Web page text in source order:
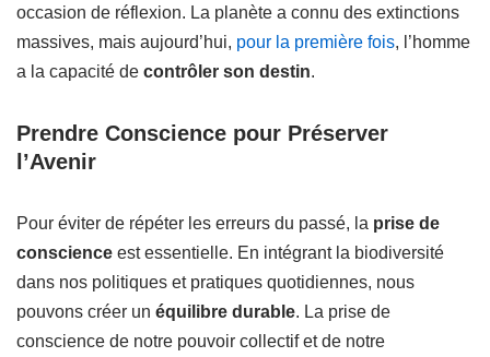
occasion de réflexion. La planète a connu des extinctions
massives, mais aujourd’hui, pour la première fois, l’homme
a la capacité de contrôler son destin.
Prendre Conscience pour Préserver
l’Avenir
Pour éviter de répéter les erreurs du passé, la prise de
conscience est essentielle. En intégrant la biodiversité
dans nos politiques et pratiques quotidiennes, nous
pouvons créer un équilibre durable. La prise de
conscience de notre pouvoir collectif et de notre